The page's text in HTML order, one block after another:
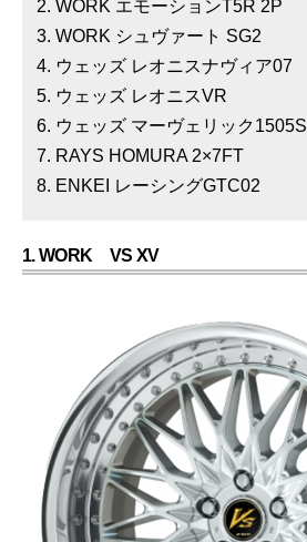
WORK エモーションT5R 2P
WORK シュヴァート SG2
ウェッズ レオニスナヴィア07
ウェッズ レオニスVR
ウェッズ マーヴェリック1505S
RAYS HOMURA 2×7FT
ENKEI レーシングGTC02
1. WORK VS XV